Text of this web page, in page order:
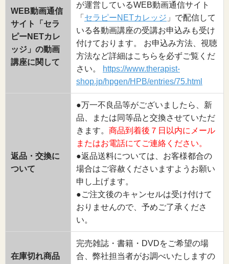
WEB動画通信
サイト「セラ
ピーNETカレ
ッジ」の動画
講座に関して
が運営しているWEB動画通信サイト
「 セラピーNETカレッジ 」で配信して
いる各動画講座の受講お申込みも受け
付けております。 お申込み方法、視聴
方法など詳細はこちらを必ずご覧くだ
さい。
https://www.therapist-
shop.jp/hpgen/HPB/entries/75.html
返品・交換に
ついて
●万一不良品等がございましたら、新
品、または同等品と交換させていただ
きます。 商品到着後７日以内にメール
またはお電話にてご連絡ください。
●返品送料については、お客様都合の
場合はご容赦くださいますようお願い
申し上げます。
●ご注文後のキャンセルは受け付けて
おりませんので、予めご了承くださ
い。
在庫切れ商品
完売雑誌・書籍・DVDをご希望の場
合、弊社担当者がお調べいたしますの